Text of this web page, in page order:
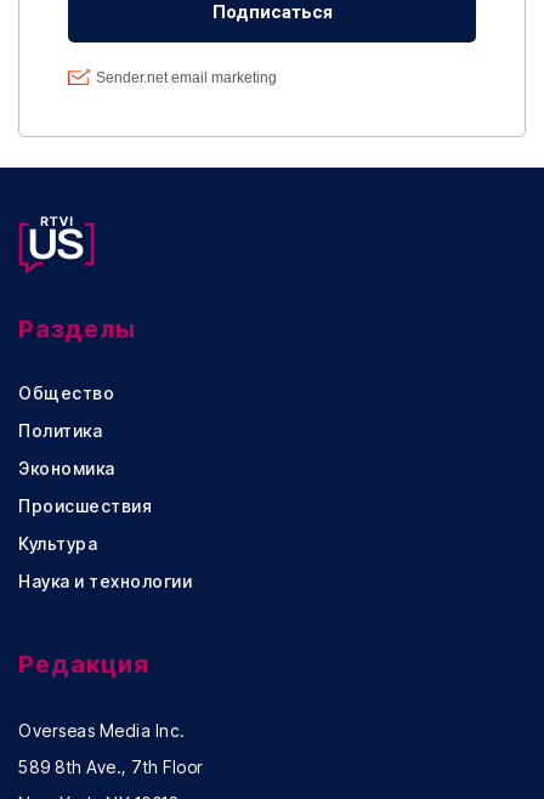
Разделы
Общество
Политика
Экономика
Происшествия
Культура
Наука и технологии
Редакция
Overseas Media Inc.
589 8th Ave., 7th Floor